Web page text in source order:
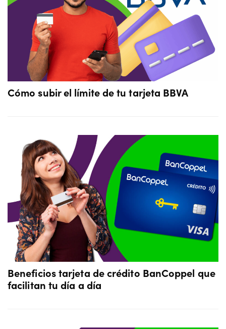
Cómo subir el límite de tu tarjeta BBVA
Beneficios tarjeta de crédito BanCoppel que
facilitan tu día a día